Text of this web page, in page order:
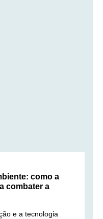
como a
combater a
e a tecnologia